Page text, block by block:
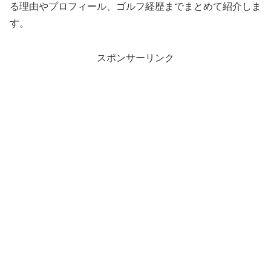
る理由やプロフィール、ゴルフ経歴までまとめて紹介しま
す。
スポンサーリンク